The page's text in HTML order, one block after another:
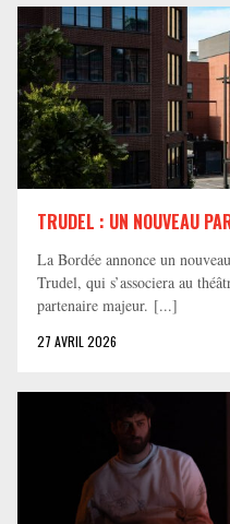
TRUDEL : UN NOUVEAU
La Bordée annonce un
Trudel, qui s’associera au
partenaire majeur. [...]
27 AVRIL 2026